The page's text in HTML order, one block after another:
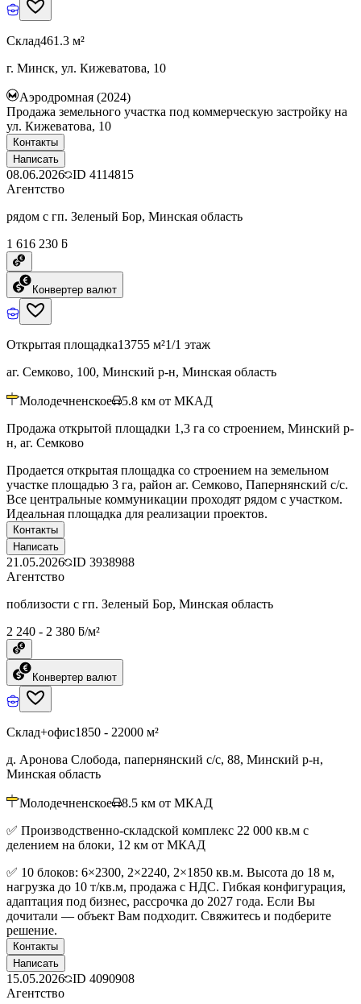
Склад461.3 м²
г. Минск, ул. Кижеватова, 10
Аэродромная (2024)
Продажа земельного участка под коммерческую застройку на
ул. Кижеватова, 10
Контакты
Написать
08.06.2026 ID 4114815
Агентство
рядом с гп. Зеленый Бор, Минская область
1 616 230 ƃ
Конвертер валют
Открытая площадка13755 м²1/1 этаж
аг. Семково, 100, Минский р-н, Минская область
Молодечненское 5.8 км от МКАД
Продажа открытой площадки 1,3 га со строением, Минский р-
н, аг. Семково
Продается открытая площадка со строением на земельном
участке площадью 3 га, район аг. Семково, Папернянский с/с.
Все центральные коммуникации проходят рядом с участком.
Идеальная площадка для реализации проектов.
Контакты
Написать
21.05.2026 ID 3938988
Агентство
поблизости с гп. Зеленый Бор, Минская область
2 240 - 2 380 ƃ/м²
Конвертер валют
Склад+офис1850 - 22000 м²
д. Аронова Слобода, папернянский с/с, 88, Минский р-н,
Минская область
Молодечненское 8.5 км от МКАД
✅ Производственно-складской комплекс 22 000 кв.м с
делением на блоки, 12 км от МКАД
✅ 10 блоков: 6×2300, 2×2240, 2×1850 кв.м. Высота до 18 м,
нагрузка до 10 т/кв.м, продажа с НДС. Гибкая конфигурация,
адаптация под бизнес, рассрочка до 2027 года. Если Вы
дочитали — объект Вам подходит. Свяжитесь и подберите
решение.
Контакты
Написать
15.05.2026 ID 4090908
Агентство